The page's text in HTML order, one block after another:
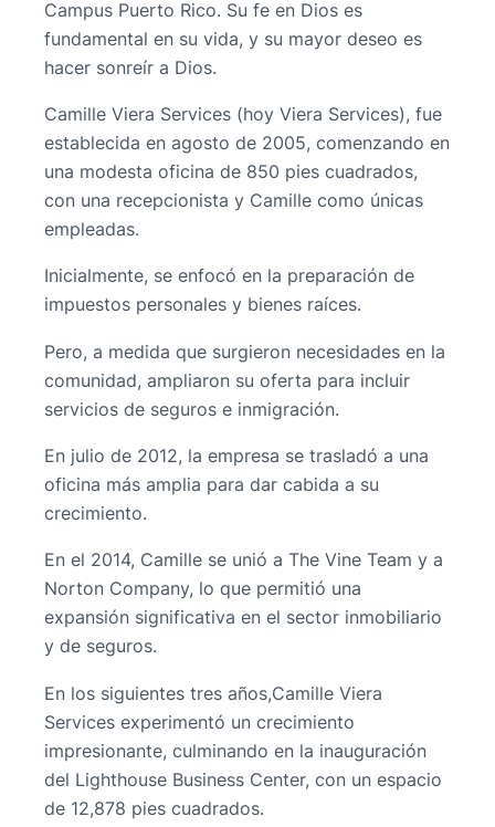
Campus Puerto Rico. Su fe en Dios es
fundamental en su vida, y su mayor deseo es
hacer sonreír a Dios.
Camille Viera Services (hoy Viera Services), fue
establecida en agosto de 2005, comenzando en
una modesta oficina de 850 pies cuadrados,
con una recepcionista y Camille como únicas
empleadas.
Inicialmente, se enfocó en la preparación de
impuestos personales y bienes raíces.
Pero, a medida que surgieron necesidades en la
comunidad, ampliaron su oferta para incluir
servicios de seguros e inmigración.
En julio de 2012, la empresa se trasladó a una
oficina más amplia para dar cabida a su
crecimiento.
En el 2014, Camille se unió a The Vine Team y a
Norton Company, lo que permitió una
expansión significativa en el sector inmobiliario
y de seguros.
En los siguientes tres años,Camille Viera
Services experimentó un crecimiento
impresionante, culminando en la inauguración
del Lighthouse Business Center, con un espacio
de 12,878 pies cuadrados.